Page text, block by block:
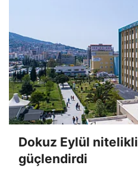
Dokuz Eylül
güçlendirdi